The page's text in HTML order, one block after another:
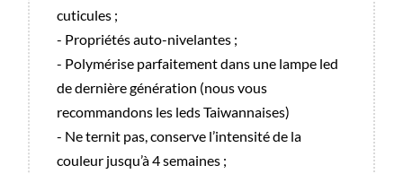
cuticules ;
- Propriétés auto-nivelantes ;
- Polymérise parfaitement dans une lampe led
de dernière génération (nous vous
recommandons les leds Taiwannaises)
- Ne ternit pas, conserve l’intensité de la
couleur jusqu’à 4 semaines ;